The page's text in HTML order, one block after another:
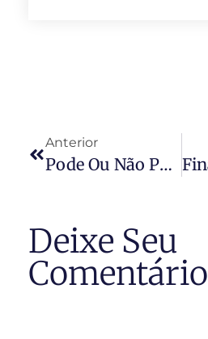
Anterior
Pode Ou Não Pode Decorar As Ruas Para A Copa Do Mundo Em São Paulo?
Deixe Seu
Comentário